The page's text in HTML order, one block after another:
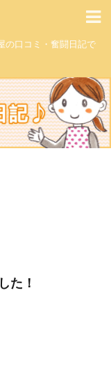
の口コミ・奮闘日記で
た！